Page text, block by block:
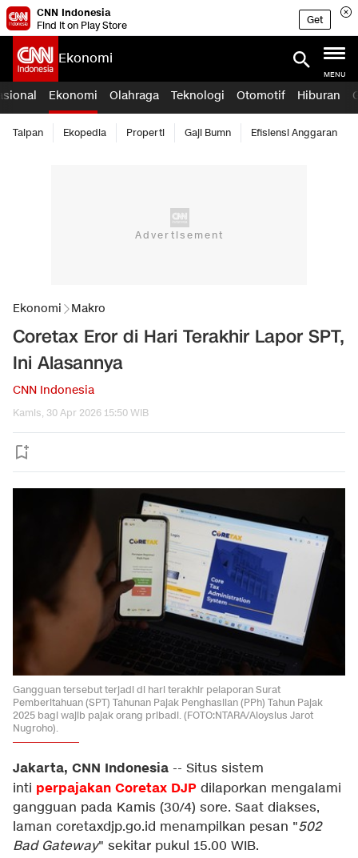
CNN Indonesia
Find it on Play Store
Get
Ekonomi
MENU
Ekonomi Olahraga Teknologi Otomotif Hiburan
Taipan Ekopedia Properti Gaji Bumn Efisiensi Anggaran
Ekonomi Makro
Coretax Eror di Hari Terakhir Lapor SPT,
Ini Alasannya
CNN Indonesia
Kamis, 30 Apr 2026 15:50 WIB
Gangguan tersebut terjadi di hari terakhir pelaporan Surat
Pemberitahuan (SPT) Tahunan Pajak Penghasilan (PPh) Tahun Pajak
2025 bagi wajib pajak orang pribadi. (FOTO:NTARA/Aloysius Jarot
Nugroho).
Jakarta, CNN Indonesia -- Situs sistem
inti perpajakan Coretax DJP dilaporkan mengalami
gangguan pada Kamis (30/4) sore. Saat diakses,
laman coretaxdjp.go.id menampilkan pesan "502
Bad Gateway" sekitar pukul 15.00 WIB.